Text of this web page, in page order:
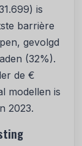
is
barrière
gevolgd
(32%).
de €
modellen is
2023.